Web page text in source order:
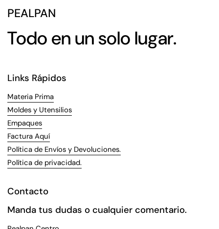
PEALPAN
Todo en un solo lugar.
Links Rápidos
Materia Prima
Moldes y Utensilios
Empaques
Factura Aquí
Política de Envíos y Devoluciones.
Política de privacidad.
Contacto
Manda tus dudas o cualquier comentario.